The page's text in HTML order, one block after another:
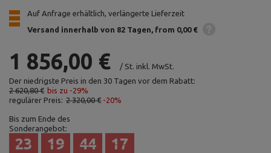
Auf Anfrage erhältlich, verlängerte Lieferzeit
Versand innerhalb von 82 Tagen from 0,00 €
1 856,00 € / St. inkl. MwSt.
Der niedrigste Preis in den 30 Tagen vor dem Rabatt:
2 620,80 € bis zu -29%
regulärer Preis: 2 320,00 € -20%
Bis zum Ende des
Sonderangebot:
23 19 44 15